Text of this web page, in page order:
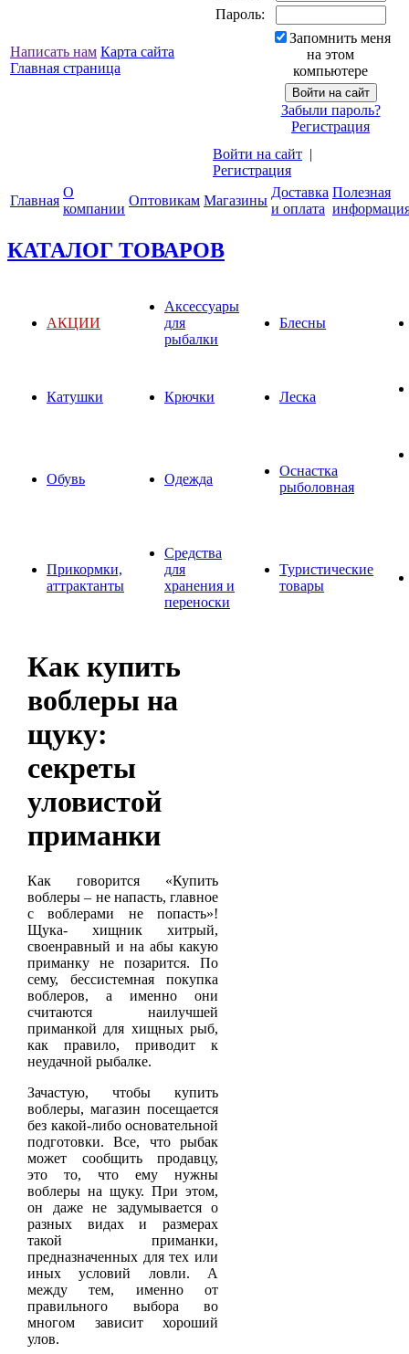
Написать нам Карта сайта
Главная страница
Пароль:
Запомнить меня
на этом
компьютере
Забыли пароль?
Регистрация
Войти на сайт |
Регистрация
Главная
О
компании
Оптовикам Магазины
Доставка
и оплата
Полезная
КАТАЛОГ ТОВАРОВ
АКЦИИ
Аксессуары
для
рыбалки
Блесны
Катушки Крючки Леска
Обувь Одежда
Оснастка
рыболовная
Прикормки,
аттрактанты
Средства
для
хранения и
переноски
Туристические
товары
Как купить
воблеры на
щуку:
секреты
уловистой
приманки
Как говорится «Купить
воблеры – не напасть, главное
с воблерами не попасть»!
Щука- хищник хитрый,
своенравный и на абы какую
приманку не позарится. По
сему, бессистемная покупка
воблеров, а именно они
считаются наилучшей
приманкой для хищных рыб,
как правило, приводит к
неудачной рыбалке.
Зачастую, чтобы купить
воблеры, магазин посещается
без какой-либо основательной
подготовки. Все, что рыбак
может сообщить продавцу,
это то, что ему нужны
воблеры на щуку. При этом,
он даже не задумывается о
разных видах и размерах
такой приманки,
предназначенных для тех или
иных условий ловли. А
между тем, именно от
правильного выбора во
многом зависит хороший
улов.